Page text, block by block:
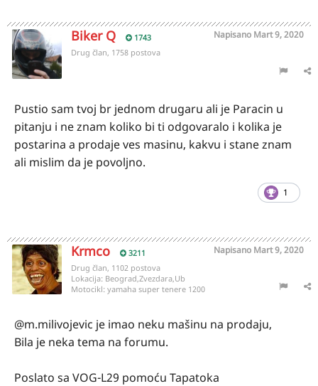
Biker Q 1743 Napisano Mart 9, 2020
Drug član, 1758 postova
Pustio sam tvoj br jednom drugaru ali je Paracin u
pitanju i ne znam koliko bi ti odgovaralo i kolika je
postarina a prodaje ves masinu, kakvu i stane znam
ali mislim da je povoljno.
1
Krmco 3211 Napisano Mart 9, 2020
Drug član, 1102 postova
Lokacija: Beograd,Zvezdara,Ub
Motocikl: yamaha super tenere 1200
@m.milivojevic je imao neku mašinu na prodaju,
Bila je neka tema na forumu.
Poslato sa VOG-L29 pomoću Tapatoka